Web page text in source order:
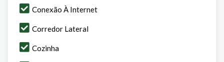
Conexão À Internet
Corredor Lateral
Cozinha